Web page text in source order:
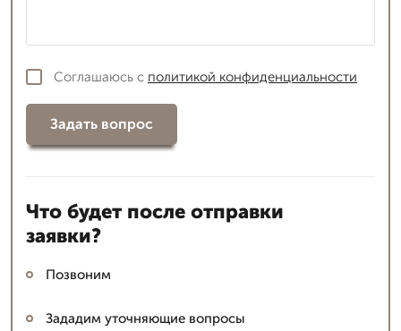
Соглашаюсь с политикой конфиденциальности
Задать вопрос
Что будет после отправки
заявки?
Позвоним
Зададим уточняющие вопросы